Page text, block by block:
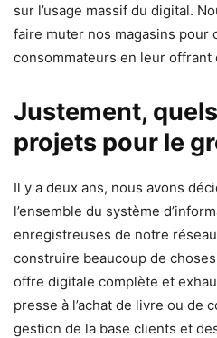
sur l’usage massif du digital.
faire muter nos magasins pour
consommateurs en leur offrant
Justement,
projets pour le
Il y a deux ans, nous avons
l’ensemble du système
enregistreuses de notre
construire beaucoup de
offre digitale complète et
presse à l’achat de livre ou de
gestion de la base clients et